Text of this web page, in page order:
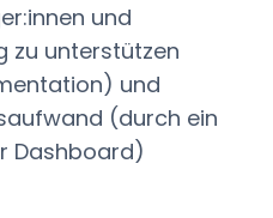
und
zu unterstützen
und
(durch ein
Dashboard)